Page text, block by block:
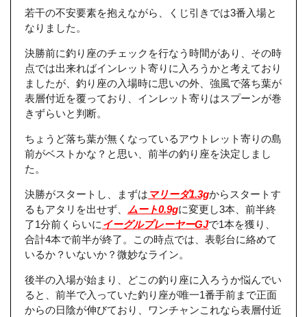
若干の不安要素を抱えながら、くじ引きでは3番入場と
なりました。
決勝前に釣り座のチェックを行なう時間があり、その時
点では出来ればインレット寄りに入ろうかと考えており
ましたが、釣り座の入場時に思いの外、強風で落ち葉が
表層付近を覆っており、インレット寄りはスプーンが巻
きずらいと判断。
ちょうど落ち葉が無くなっているアウトレット寄りの島
前がベストかな？と思い、前半の釣り座を決定しまし
た。
決勝がスタートし、まずは マリーダ1.3gからスタートす
るもアタリを出せず、 ムート0.9gに変更し3本、前半終
了1分前くらいに イーグルプレーヤーGJで1本を獲り、
合計4本で前半が終了。この時点では、表彰台に絡めて
いるか？いないか？微妙なライン。
後半の入場が始まり、どこの釣り座に入ろうか悩んでい
ると、前半で入っていた釣り座が唯一1番手前まで正面
からの日陰が伸びており、ワンチャンこれなら表層付近